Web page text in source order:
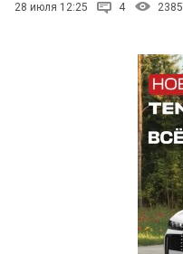
28 июля 12:25 4 2385